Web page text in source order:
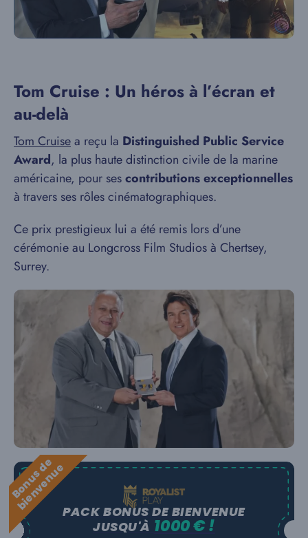
Tom Cruise : Un héros à l’écran et
au-delà
Tom Cruisea reçu la Distinguished Public Service
Award, la plus haute distinction civile de la marine
américaine, pour sescontributions exceptionnelles
à travers ses rôles cinématographiques.
Ce prix prestigieux lui a été remis lors d’une
cérémonie au Longcross Film Studios à Chertsey,
Surrey.
B
o
n
u
s
d
e
b
i
e
n
v
e
n
u
ePACK BONUS DE BIENVENUE
JUSQU'À 1000 € !